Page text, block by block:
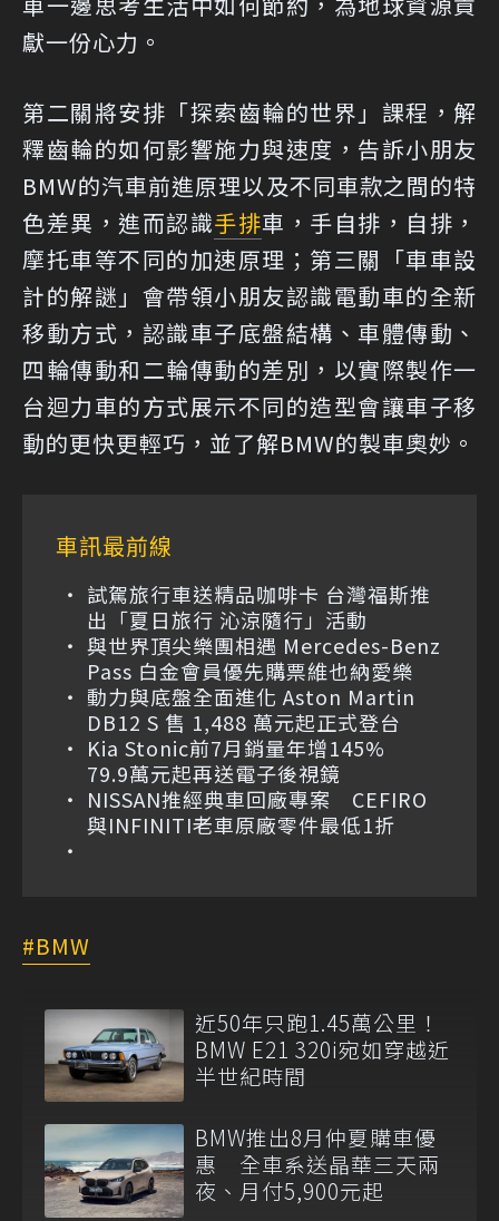
獻一份心力。
第二關將安排「探索齒輪的世界」課程，解
釋齒輪的如何影響施力與速度，告訴小朋友
BMW的汽車前進原理以及不同車款之間的特
色差異，進而認識手排車，手自排，自排，
摩托車等不同的加速原理；第三關「車車設
計的解謎」會帶領小朋友認識電動車的全新
移動方式，認識車子底盤結構、車體傳動、
四輪傳動和二輪傳動的差別，以實際製作一
台迴力車的方式展示不同的造型會讓車子移
動的更快更輕巧，並了解BMW的製車奧妙。
車訊最前線
試駕旅行車送精品咖啡卡 台灣福斯推
出「夏日旅行 沁涼隨行」活動
與世界頂尖樂團相遇 Mercedes-Benz
Pass 白金會員優先購票維也納愛樂
動力與底盤全面進化 Aston Martin
DB12 S 售 1,488 萬元起正式登台
Kia Stonic前7月銷量年增145%
79.9萬元起再送電子後視鏡
NISSAN推經典車回廠專案 CEFIRO
與INFINITI老車原廠零件最低1折
BMW
近50年只跑1.45萬公里！
BMW E21 320i宛如穿越近
半世紀時間
BMW推出8月仲夏購車優
惠 全車系送晶華三天兩
夜、月付5,900元起